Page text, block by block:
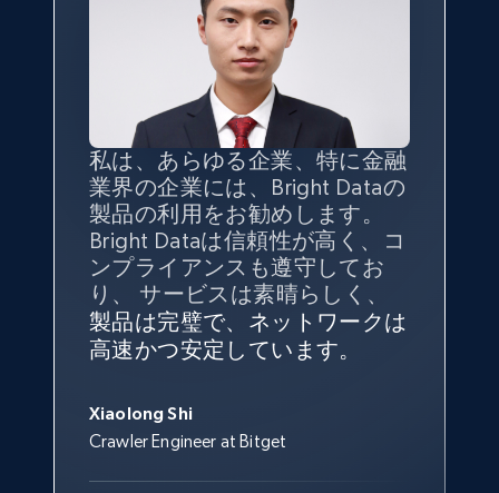
Account id, Nickname, Biography, Awg
engagement rate, Comment engagement rate,
Like engagement rate, Bio link, Predicted lang,
and more.
8.3K+ 963+ 無料トライアル
TikTok - Profiles - Discover by search URL
and country
engagement rate, Comment engagement rate,
Like engagement rate, Bio link, Predicted lang,
and more.
私は、あらゆる企業、特に金融
業界の企業には、Bright Dataの
製品の利用をお勧めします。
Bright Dataは信頼性が高く、コ
ンプライアンスも遵守してお
り、 サービスは素晴らしく、
製品は完璧で、ネットワークは
高速かつ安定しています。
Xiaolong Shi
Crawler Engineer at Bitget
インターネットから公開ウェブ
データを収集する機能なしで
は、ブランドがすべての媒体に
向けて紹介されたこと、またそ
の展開先を知りえることはでき
トなしでは急成長を遂げること
はできなかったでしょう。
インターネットから公開ウェブ
データを収集する機能なしで
は、ブランドがすべての媒体に
向けて紹介されたこと、またそ
の展開先を知りえることはでき
ず、また、Bright Dataのサポー
トなしでは急成長を遂げること
はできなかったでしょう。
Sarah Melville
Media Director at YouGov Sport
私の経験から言えば、Bright
Dataのサービスは極めて貴重な
ものでした。Bright Dataのおか
げで、当社のニーズを満たすの
に十分な公開ウェブデータを収
サポートおよび開発スタッフの
おかげで、多くのプロセスを最
データの 質 と量を最大限に確
保することが最も重要であり、
そこでBright Dataとtgndataの
組み合わせが威力を発揮しま
す。
George Koutsoudopoulos
CEO at tgndata
信頼性に非常に感銘を受けてお
り、Bright Dataには全体的に大
変満足しています。アカウント
マネージャーとは定期的な連絡
ルートがあり、非常に協力的で
Yorgos Panzaris
CTO at Convert Group
Bright Dataとの提携には大変満
足しております。全てが順調
で、ネットワークは非常に 安定
しており、 カスタマーサービス
にも満足しています。 サポート
す。
Cheddi Rai